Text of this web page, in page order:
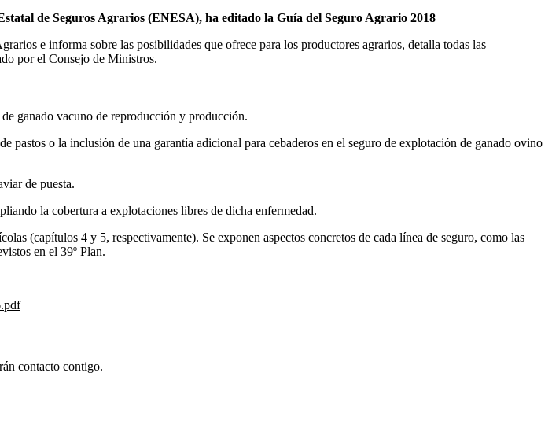
de Seguros Agrarios (ENESA), ha editado la Guía del Seguro Agrario 2018
e informa sobre las posibilidades que ofrece para los productores agrarios, detalla todas las
por el Consejo de Ministros.
ganado vacuno de reproducción y producción.
o la inclusión de una garantía adicional para cebaderos en el seguro de explotación de ganado ovino
de puesta.
la cobertura a explotaciones libres de dicha enfermedad.
(capítulos 4 y 5, respectivamente). Se exponen aspectos concretos de cada línea de seguro, como las
en el 39º Plan.
contacto contigo.